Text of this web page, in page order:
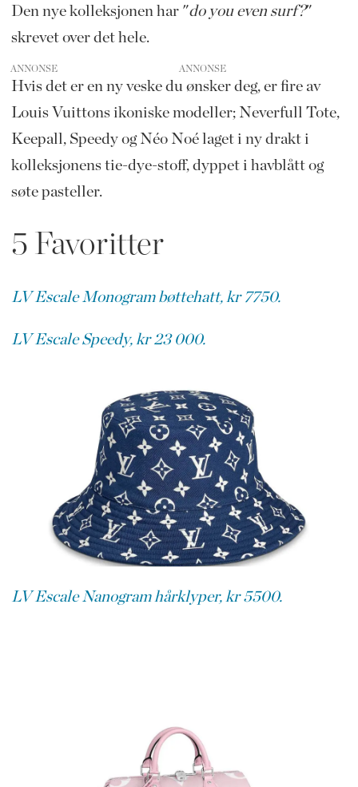
Den nye kolleksjonen har "do you even surf?"
skrevet over det hele.
ANNONSE
Hvis det er en ny veske du ønsker deg, er fire av
Louis Vuittons ikoniske modeller; Neverfull Tote,
Keepall, Speedy og Néo Noé laget i ny drakt i
kolleksjonens tie-dye-stoff, dyppet i havblått og
søte pasteller.
5 Favoritter
LV Escale Monogram bøttehatt, kr 7750.
LV Escale Speedy, kr 23 000.
LV Escale Nanogram hårklyper, kr 5500.